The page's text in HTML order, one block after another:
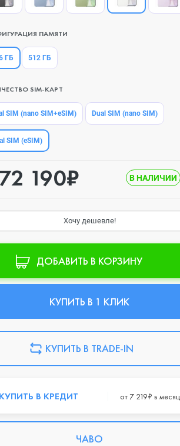
ПАМЯТИ
ГБ 512 ГБ
SIM-КАРТ
SIM (nano SIM+eSIM) Dual SIM (nano SIM)
SIM (eSIM)
72 190₽ В НАЛИЧИИ
Хочу дешевле!
ДОБАВИТЬ В КОРЗИНУ
КУПИТЬ В 1 КЛИК
КУПИТЬ В TRADE-IN
КУПИТЬ В КРЕДИТ от 7 219₽ в месяц
ЧАВО